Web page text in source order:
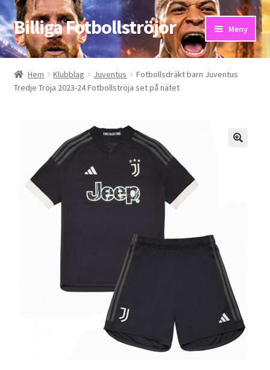
Hoppa
till
navigering
Hoppa
till
innehåll
Billiga Fotbollströjor Meny
Hem
Bloggar
Kontakta oss
Storleksguiden
Hem Klubblag Juventus
Fotbollsdräkt barn Juventus
Tredje Tröja 2023-24 Fotbollströja set på nätet